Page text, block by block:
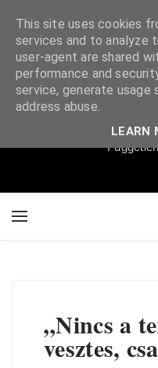
„Nincs a
vesztes,
This site uses cookies
services and to analyze
user-agent are shared
performance and
service, generate
address abuse.
LEARN